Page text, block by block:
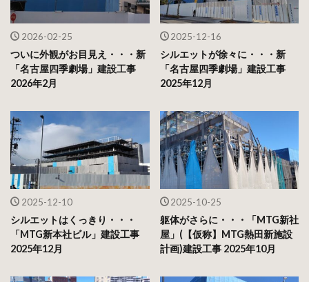
2026-02-25
ついに外観がお目見え・・・新
「名古屋四季劇場」建設工事
2026年2月
2025-12-16
シルエットが徐々に・・・新
「名古屋四季劇場」建設工事
2025年12月
2025-12-10
シルエットはくっきり・・・
「MTG新本社ビル」建設工事
2025年12月
2025-10-25
躯体がさらに・・・「MTG新社
屋」(【仮称】MTG熱田新施設
計画)建設工事 2025年10月